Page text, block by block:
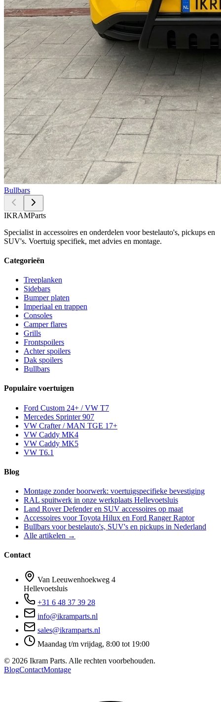
Bullbars
IKRAMParts
Specialist in accessoires en onderdelen voor bestelauto's, pickups en
SUV's. Voertuig specifiek, met advies en montage.
Categorieën
Treeplanken
Sidebars
Bumper platen
Imperiaal en trappen
Consoles
Camper flares
Grills
Frontspoilers
Achter spoilers
Dak spoilers
Bullbars
Populaire voertuigen
Ford Custom 24+ / VW T7
Mercedes Sprinter 907
VW Crafter / MAN TGE 17+
VW Caddy MK4
VW Caddy MK5
VW T6.1
Blog
Montage zonder boorwerk: voertuigspecifieke bevestiging
RAL spuitwerk in onze werkplaats Hellevoetsluis
Land Rover Defender en SUV accessoires op maat
Accessoires voor Toyota Hilux en Ford Ranger Raptor
Bullbars voor bestelauto's, SUV's en pickups in Nederland
Alle artikelen →
Contact
Van Leeuwenhoekweg 4
Hellevoetsluis
+31 6 48 37 39 28
info@ikramparts.nl
sales@ikramparts.nl
Maandag t/m vrijdag, 8:00 tot 19:00
© 2026 Ikram Parts. Alle rechten voorbehouden.
BlogContactMontage